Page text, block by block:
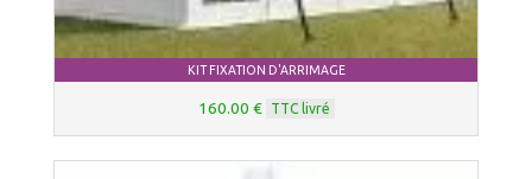
KIT FIXATION D'ARRIMAGE
160.00 € TTC livré